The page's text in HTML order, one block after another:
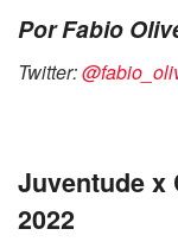
Por Fabio
Twitter:
Juventude x
2022